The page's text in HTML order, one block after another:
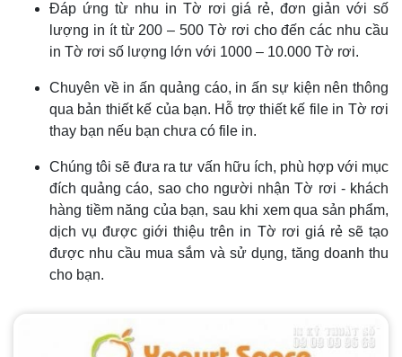
Đáp ứng từ nhu in Tờ rơi giá rẻ, đơn giản với số
lượng in ít từ 200 – 500 Tờ rơi cho đến các nhu cầu
in Tờ rơi số lượng lớn với 1000 – 10.000 Tờ rơi.
Chuyên về in ấn quảng cáo, in ấn sự kiện nên thông
qua bản thiết kế của bạn. Hỗ trợ thiết kế file in Tờ rơi
thay bạn nếu bạn chưa có file in.
Chúng tôi sẽ đưa ra tư vấn hữu ích, phù hợp với mục
đích quảng cáo, sao cho người nhận Tờ rơi - khách
hàng tiềm năng của bạn, sau khi xem qua sản phẩm,
dịch vụ được giới thiệu trên in Tờ rơi giá rẻ sẽ tạo
được nhu cầu mua sắm và sử dụng, tăng doanh thu
cho bạn.